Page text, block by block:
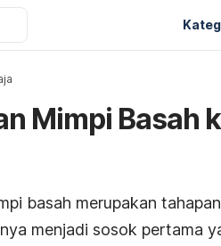
Mimpi Basah
basah merupakan
menjadi sosok pertama